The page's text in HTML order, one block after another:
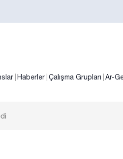
Haberler Çalışma Grupları Ar-